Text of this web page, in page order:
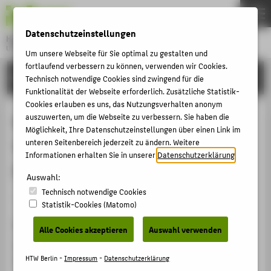
Hochschule für Technik und Wirtschaft Berlin
University of Applied Sciences
Menu
FORSCHUNG
Bürokratieabbau im
Verwaltungsvollzug - der FRESKO-
Prozessor
Veranstaltungsbeitrag › Eingeladener Vortrag › 2009
Veranstaltung
Brown Bag Lunch des Departments für Public
Management & Governance der Zeppelin University
THEMEN
HOCHSCHULE
CAMPUS
STUDIUM
LEHRE
KARRIERE
INTERNATIONAL
INFORMATIONEN FÜR
Datenschutzeinstellungen
Um unsere Webseite für Sie optimal zu gestalten und
fortlaufend verbessern zu können, verwenden wir Cookies.
Technisch notwendige Cookies sind zwingend für die
Funktionalität der Webseite erforderlich. Zusätzliche Statistik-
Cookies erlauben es uns, das Nutzungsverhalten anonym
auszuwerten, um die Webseite zu verbessern. Sie haben die
Möglichkeit, Ihre Datenschutzeinstellungen über einen Link im
unteren Seitenbereich jederzeit zu ändern. Weitere
Informationen erhalten Sie in unsererDatenschutzerklärung
Auswahl:
Technisch notwendige Cookies
Statistik-Cookies (Matomo)
Alle Cookies akzeptieren Auswahl verwenden
HTW Berlin -Impressum- Datenschutzerklärung